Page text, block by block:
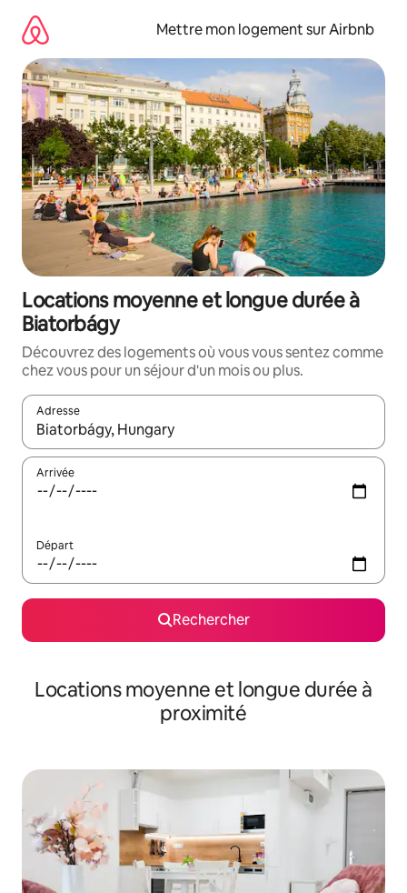
directement
contenu
Mettre mon logement sur Airbnb
Locations moyenne et longue durée à
Biatorbágy
Découvrez des logements où vous vous sentez comme
chez vous pour un séjour d'un mois ou plus.
Adresse
Lorsque les résultats s'affichent, utilisez les flèches vers le
Arrivée
Départ
Rechercher
Locations moyenne et longue durée à
proximité